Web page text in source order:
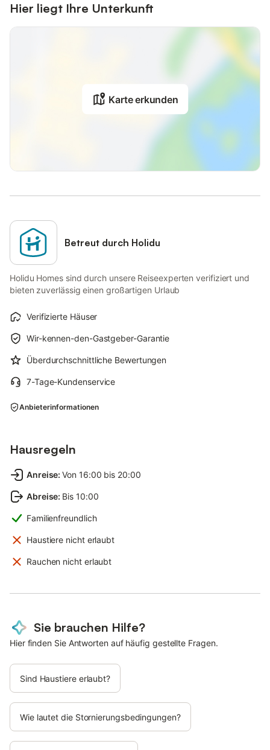
Hier liegt Ihre Unterkunft
Karte erkunden
Betreut durch Holidu
Holidu Homes sind durch unsere Reiseexperten verifiziert und
bieten zuverlässig einen großartigen Urlaub
Verifizierte Häuser
Wir-kennen-den-Gastgeber-Garantie
Überdurchschnittliche Bewertungen
7-Tage-Kundenservice
Anbieterinformationen
Hausregeln
Anreise: Von 16:00 bis 20:00
Abreise: Bis 10:00
Familienfreundlich
Haustiere nicht erlaubt
Rauchen nicht erlaubt
Sie brauchen Hilfe?
Hier finden Sie Antworten auf häufig gestellte Fragen.
Sind Haustiere erlaubt?
Wie lautet die Stornierungsbedingungen?